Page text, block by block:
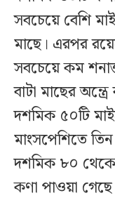
সবচেয়ে বেশি
মাছে। এরপর
সবচেয়ে কম
বাটা মাছের
দশমিক ৫০টি
মাংসপেশিতে
দশমিক ৮০ থেকে
কণা পাওয়া